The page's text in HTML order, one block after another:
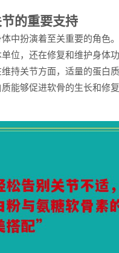
的重要支持
中扮演着至关重要的角色
位，还在修复和维护身体
持关节方面，适量的蛋白质
能够促进软骨的生长和修